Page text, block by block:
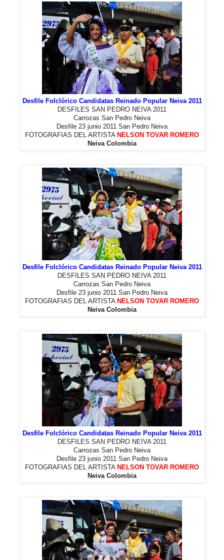
Desfile Folclórico Candidatas Reinado Popular Neiva 2011
DESFILES SAN PEDRO NEIVA 2011
Carrozas San Pedro Neiva
Desfile 23 junio 2011 San Pedro Neiva
FOTOGRAFIAS DEL ARTISTA NELSON TOVAR ROMERO
Neiva Colombia
Desfile Folclórico Candidatas Reinado Popular Neiva 2011
DESFILES SAN PEDRO NEIVA 2011
Carrozas San Pedro Neiva
Desfile 23 junio 2011 San Pedro Neiva
FOTOGRAFIAS DEL ARTISTA NELSON TOVAR ROMERO
Neiva Colombia
Desfile Folclórico Candidatas Reinado Popular Neiva 2011
DESFILES SAN PEDRO NEIVA 2011
Carrozas San Pedro Neiva
Desfile 23 junio 2011 San Pedro Neiva
FOTOGRAFIAS DEL ARTISTA NELSON TOVAR ROMERO
Neiva Colombia